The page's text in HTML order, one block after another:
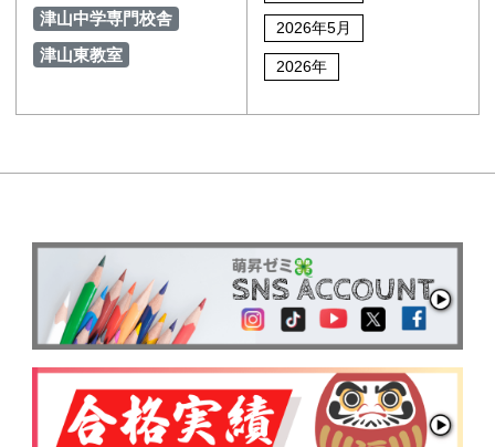
津山中学専門校舎
津山東教室
2026年5月
2026年